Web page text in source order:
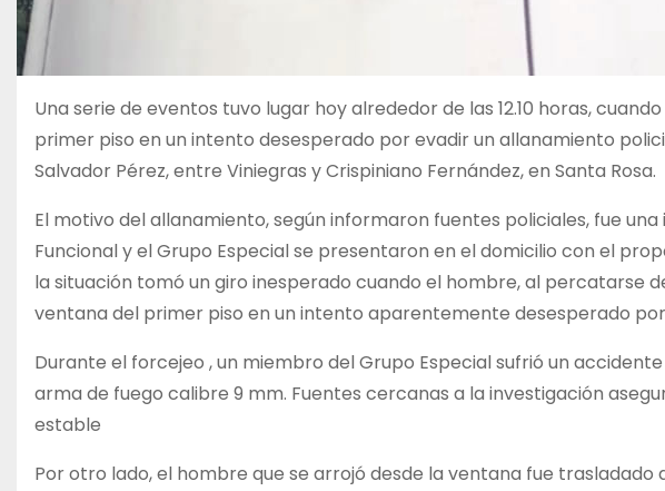
Una serie de eventos tuvo lugar hoy alrededor de las 12.10 horas,
primer piso en un intento desesperado por evadir un allanamiento
Salvador Pérez, entre Viniegras y Crispiniano Fernández, en Santa Rosa.
El motivo del allanamiento, según informaron fuentes policiales, fue
Funcional y el Grupo Especial se presentaron en el domicilio con el
la situación tomó un giro inesperado cuando el hombre, al percatarse
ventana del primer piso en un intento aparentemente desesperado
Durante el forcejeo , un miembro del Grupo Especial sufrió un
arma de fuego calibre 9 mm. Fuentes cercanas a la investigación
estable
Por otro lado, el hombre que se arrojó desde la ventana fue trasladado